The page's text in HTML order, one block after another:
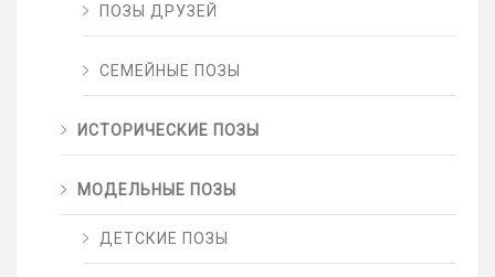
ПОЗЫ ДРУЗЕЙ
СЕМЕЙНЫЕ ПОЗЫ
ИСТОРИЧЕСКИЕ ПОЗЫ
МОДЕЛЬНЫЕ ПОЗЫ
ДЕТСКИЕ ПОЗЫ